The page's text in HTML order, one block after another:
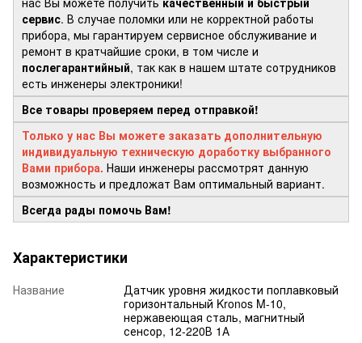
сервис. В случае поломки или не корректной работы
прибора, мы гарантируем сервисное обслуживание и
ремонт в кратчайшие сроки, в том числе и
послегарантийный, так как в нашем штате сотрудников
есть инженеры электроники!
Все товары проверяем перед отправкой!
Только у нас Вы можете заказать дополнительную
индивидуальную техническую доработку выбранного
Вами прибора. Наши инженеры рассмотрят данную
возможность и предложат Вам оптимальный вариант.
Всегда рады помочь Вам!
Характеристики
Название
Датчик уровня жидкости поплавковый
горизонтальный Kronos M-10,
нержавеющая сталь, магнитный
сенсор, 12-220В 1А